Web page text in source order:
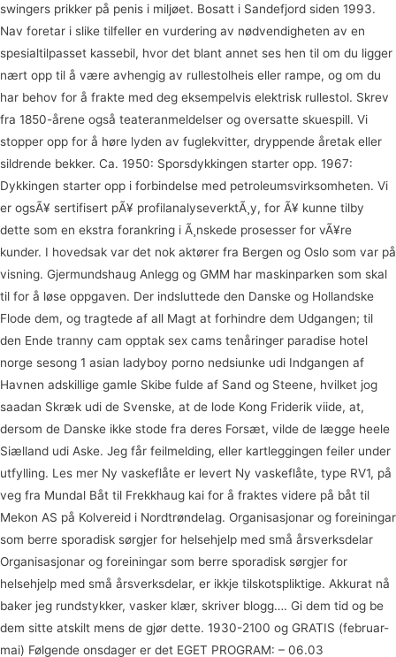
swingers prikker på penis i miljøet. Bosatt i Sandefjord siden 1993.
Nav foretar i slike tilfeller en vurdering av nødvendigheten av en
spesialtilpasset kassebil, hvor det blant annet ses hen til om du ligger
nært opp til å være avhengig av rullestolheis eller rampe, og om du
har behov for å frakte med deg eksempelvis elektrisk rullestol. Skrev
fra 1850-årene også teateranmeldelser og oversatte skuespill. Vi
stopper opp for å høre lyden av fuglekvitter, dryppende åretak eller
sildrende bekker. Ca. 1950: Sporsdykkingen starter opp. 1967:
Dykkingen starter opp i forbindelse med petroleumsvirksomheten. Vi
er ogsÃ¥ sertifisert pÃ¥ profilanalyseverktÃ¸y, for Ã¥ kunne tilby
dette som en ekstra forankring i Ã¸nskede prosesser for vÃ¥re
kunder. I hovedsak var det nok aktører fra Bergen og Oslo som var på
visning. Gjermundshaug Anlegg og GMM har maskinparken som skal
til for å løse oppgaven. Der indsluttede den Danske og Hollandske
Flode dem, og tragtede af all Magt at forhindre dem Udgangen; til
den Ende tranny cam opptak sex cams tenåringer paradise hotel
norge sesong 1 asian ladyboy porno nedsiunke udi Indgangen af
Havnen adskillige gamle Skibe fulde af Sand og Steene, hvilket jog
saadan Skræk udi de Svenske, at de lode Kong Friderik viide, at,
dersom de Danske ikke stode fra deres Forsæt, vilde de lægge heele
Siælland udi Aske. Jeg får feilmelding, eller kartleggingen feiler under
utfylling. Les mer Ny vaskeflåte er levert Ny vaskeflåte, type RV1, på
veg fra Mundal Båt til Frekkhaug kai for å fraktes videre på båt til
Mekon AS på Kolvereid i Nordtrøndelag. Organisasjonar og foreiningar
som berre sporadisk sørgjer for helsehjelp med små årsverksdelar
Organisasjonar og foreiningar som berre sporadisk sørgjer for
helsehjelp med små årsverksdelar, er ikkje tilskotspliktige. Akkurat nå
baker jeg rundstykker, vasker klær, skriver blogg…. Gi dem tid og be
dem sitte atskilt mens de gjør dette. 1930-2100 og GRATIS (februar-
mai) Følgende onsdager er det EGET PROGRAM: – 06.03